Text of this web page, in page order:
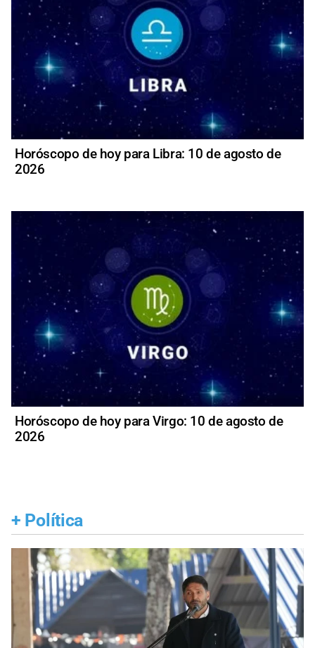
Horóscopo de hoy para Libra: 10 de agosto de
2026
Horóscopo de hoy para Virgo: 10 de agosto de
2026
+ Política